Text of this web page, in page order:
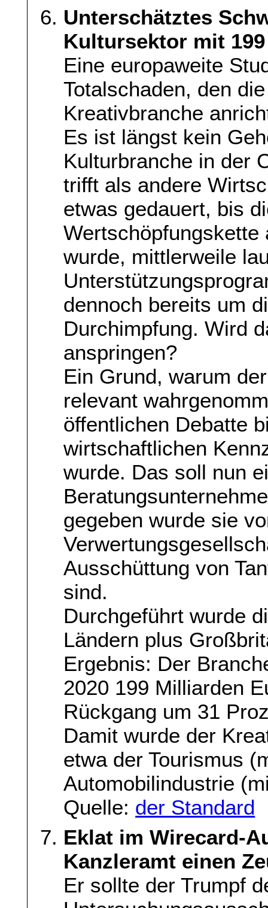
Unterschätztes
Kultursektor mit
Eine europaweite
Totalschaden, den
Kreativbranche
Es ist längst kein
Kulturbranche in der
trifft als andere
etwas gedauert, bis
wurde, mittlerweile
dennoch bereits um
Durchimpfung. Wird
anspringen?
Ein Grund, warum
relevant
öffentlichen Debatte
wirtschaftlichen
wurde. Das soll nun
gegeben wurde sie
Ausschüttung von
sind.
Durchgeführt wurde
Ländern plus
Ergebnis: Der
2020 199 Milliarden
Rückgang um 31
Damit wurde der
etwa der Tourismus
Automobilindustrie
Quelle: der Standard
Eklat im Wirecard-
Kanzleramt einen
Er sollte der Trumpf